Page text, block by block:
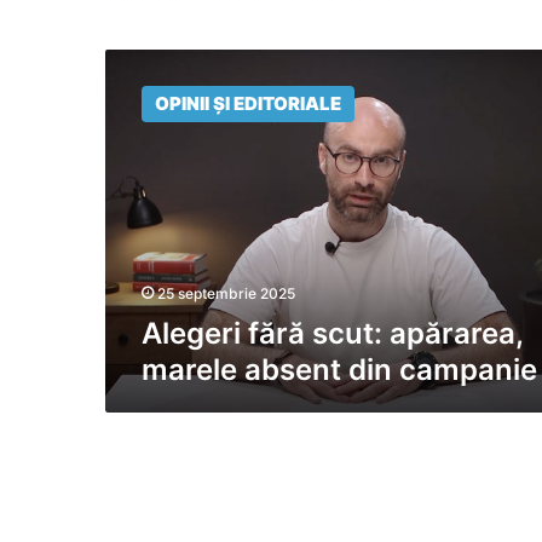
absent
din
campanie
OPINII ȘI EDITORIALE
25 septembrie 2025
Alegeri fără scut: apărarea,
marele absent din campanie